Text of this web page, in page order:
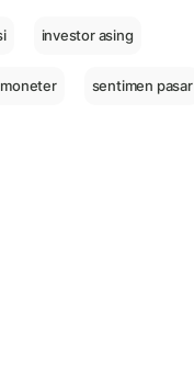
investor asing
sentimen pasar